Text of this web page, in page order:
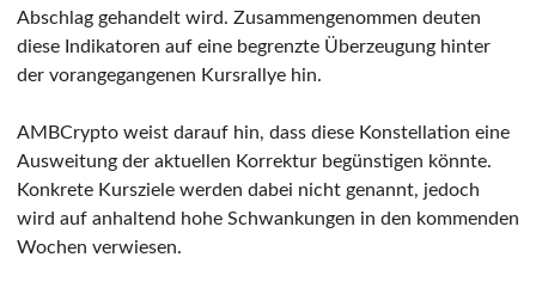
Abschlag gehandelt wird. Zusammengenommen deuten
diese Indikatoren auf eine begrenzte Überzeugung hinter
der vorangegangenen Kursrallye hin.
AMBCrypto weist darauf hin, dass diese Konstellation eine
Ausweitung der aktuellen Korrektur begünstigen könnte.
Konkrete Kursziele werden dabei nicht genannt, jedoch
wird auf anhaltend hohe Schwankungen in den kommenden
Wochen verwiesen.